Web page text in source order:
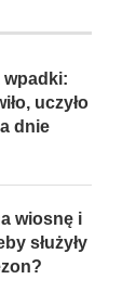
wpadki:
uczyło
dnie
wiosnę i
służyły